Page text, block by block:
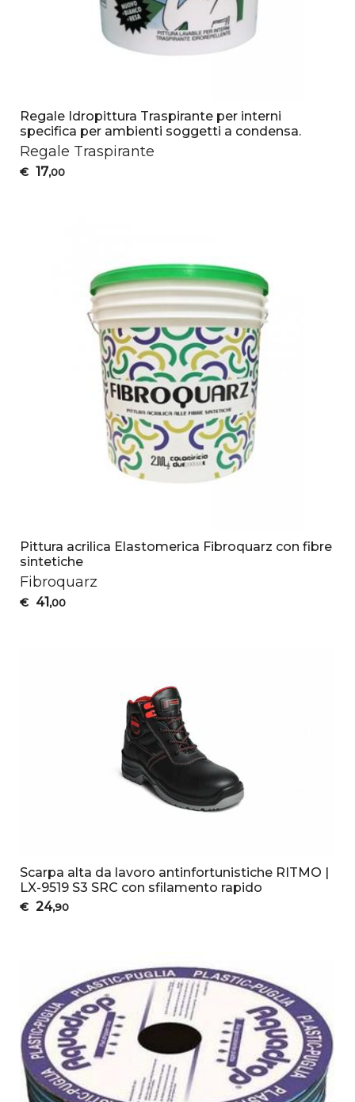
Regale Idropittura Traspirante per interni
specifica per ambienti soggetti a condensa.
Regale Traspirante
€ 17,00
Pittura acrilica Elastomerica Fibroquarz con fibre
sintetiche
Fibroquarz
€ 41,00
Scarpa alta da lavoro antinfortunistiche RITMO |
LX-9519 S3 SRC con sfilamento rapido
€ 24,90